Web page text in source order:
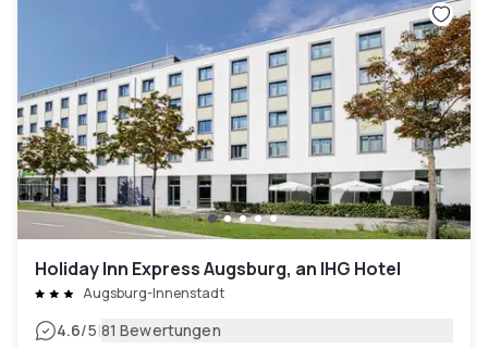
Holiday Inn Express Augsburg, an IHG Hotel
Augsburg-Innenstadt
4.6/5|81 Bewertungen